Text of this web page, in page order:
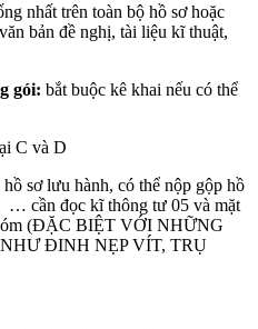
nhất trên toàn bộ hồ sơ hoặc
bản đề nghị, tài liệu kĩ thuật,
gói: bắt buộc kê khai nếu có thể
C và D
sơ lưu hành, có thể nộp gộp hồ
… cần đọc kĩ thông tư 05 và mặt
(ĐẶC BIỆT VỚI NHỮNG
ĐINH NẸP VÍT, TRỤ